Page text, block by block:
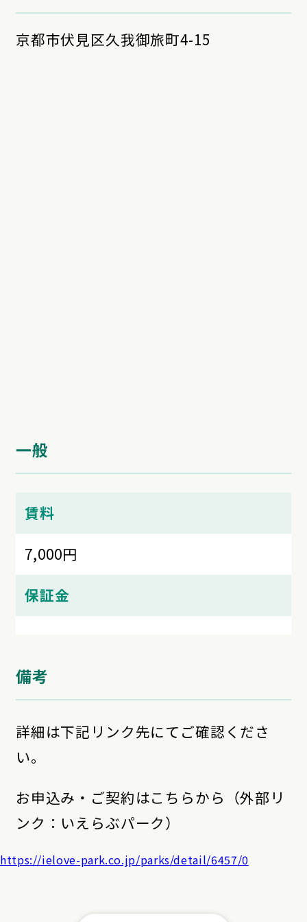
京都市伏見区久我御旅町4-15
一般
賃料
7,000円
保証金
備考
詳細は下記リンク先にてご確認くださ
い。
お申込み・ご契約はこちらから（外部リ
ンク：いえらぶパーク）
https://ielove-park.co.jp/parks/detail/6457/0